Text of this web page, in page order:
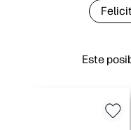
Este